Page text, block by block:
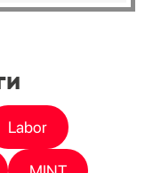
Labor